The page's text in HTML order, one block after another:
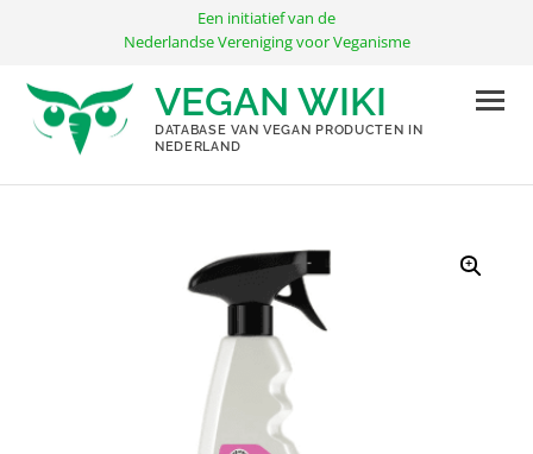
inhoud
Een initiatief van de
Nederlandse Vereniging voor Veganisme
VEGAN WIKI
DATABASE VAN VEGAN PRODUCTEN IN
NEDERLAND